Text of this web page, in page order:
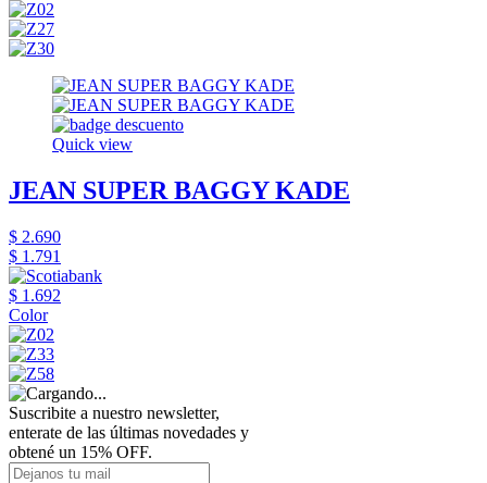
Quick view
JEAN SUPER BAGGY KADE
$ 2.690
$ 1.791
$ 1.692
Color
Suscribite a nuestro newsletter,
enterate de las últimas novedades y
obtené un 15% OFF.